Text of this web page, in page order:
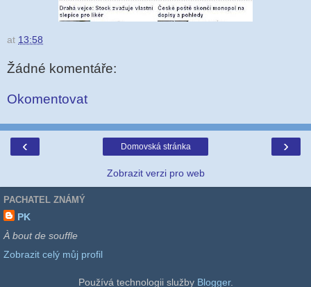
at 13:58
Žádné komentáře:
Okomentovat
‹ ›
Domovská stránka
Zobrazit verzi pro web
PACHATEL ZNÁMÝ
PK
À bout de souffle
Zobrazit celý můj profil
Používá technologii služby Blogger.